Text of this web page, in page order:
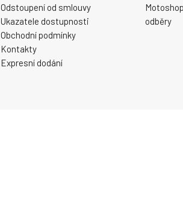
Odstoupení od smlouvy
Ukazatele dostupnosti
Obchodní podmínky
Kontakty
Expresní dodání
odběry